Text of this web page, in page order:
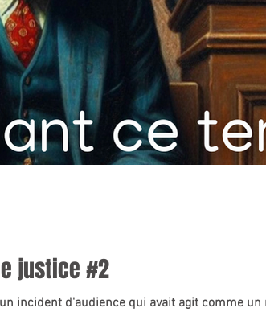
justice #2
incident d'audience qui avait agit comme un